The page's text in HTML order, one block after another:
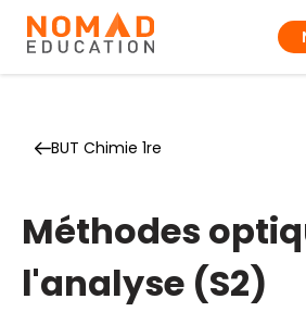
BUT Chimie 1re
Méthodes
l'analyse (S2)